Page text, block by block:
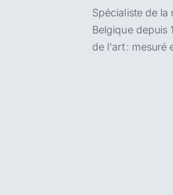
Spécialiste de
Belgique depuis
de l'art : mesuré